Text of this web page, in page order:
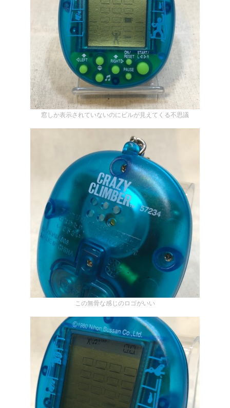
窓しか表示されていないのにビルが見えてくる不思議
この無骨な感じのロゴがいい